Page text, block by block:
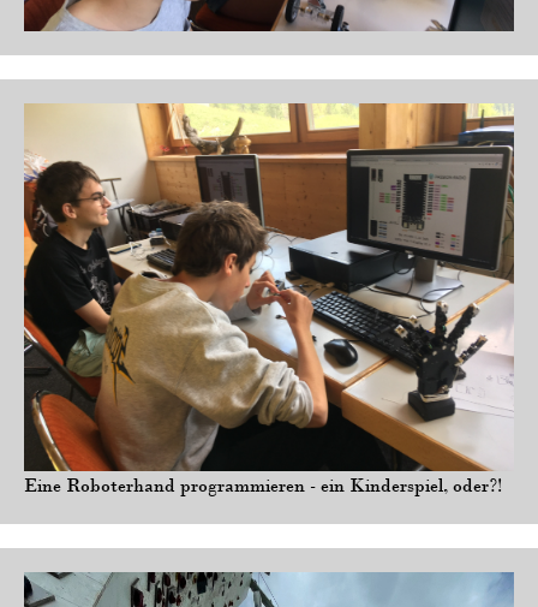
Eine Roboterhand programmieren - ein Kinderspiel, oder?!